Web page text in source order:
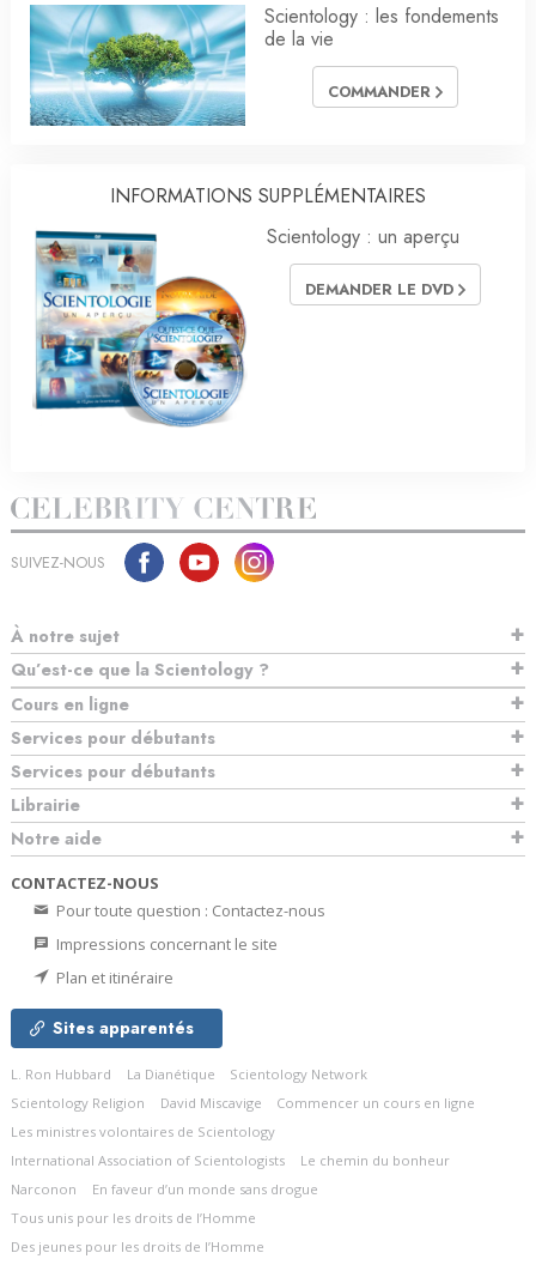
Scientology : les fondements
de la vie
COMMANDER
INFORMATIONS SUPPLÉMENTAIRES
Scientology : un aperçu
DEMANDER LE DVD
SUIVEZ-NOUS
À notre sujet
Qu’est-ce que la Scientology ?
Cours en ligne
Services pour débutants
Services pour débutants
Librairie
Notre aide
CONTACTEZ-NOUS
Pour toute question : Contactez-nous
Impressions concernant le site
Plan et itinéraire
Sites apparentés
L. Ron Hubbard La Dianétique
Scientology Network
Scientology Religion
David Miscavige
Commencer un cours en ligne
Les ministres volontaires de Scientology
International Association of Scientologists
Le chemin du bonheur
Narconon
En faveur d’un monde sans drogue
Tous unis pour les droits de l’Homme
Des jeunes pour les droits de l’Homme